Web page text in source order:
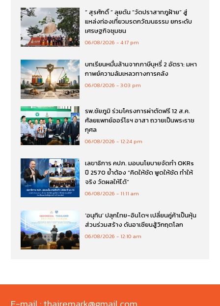
“ สุรศักดิ์ ” ลุยดัน “วัดปราสาทภูฝ้าย” สู่
แหล่งท่องเที่ยวมรดกวัฒนธรรม ยกระดับ
เศรษฐกิจชุมชน
06/08/2026 4:17 pm
บทเรียนหมื่นล้านจากภาษีบุหรี่ 2 อัตรา: มหา
กาพย์ความล้มเหลวทางการคลัง
06/08/2026 3:03 pm
รพ.ชัยภูมิ ร่วมโครงการผ่าตัดฟรี 12 ส.ค.
ศัลยแพทย์ออร์โธฯ อาสา ถวายเป็นพระราช
กุศล
06/08/2026 12:24 pm
เลขาธิการ คปภ. มอบนโยบายจัดทำ OKRs
ปี 2570 ย้ำต้อง “คิดให้ชัด พูดให้ชัด ทำให้
จริง วัดผลให้ได้”
06/08/2026 11:11 am
‘อนุทิน’ ปลุกไทย-อินโดฯ เปลี่ยนคู่ค้าเป็นหุ้น
ส่วนร่วมสร้าง ดันอาเซียนสู้วิกฤตโลก
06/08/2026 12:10 am